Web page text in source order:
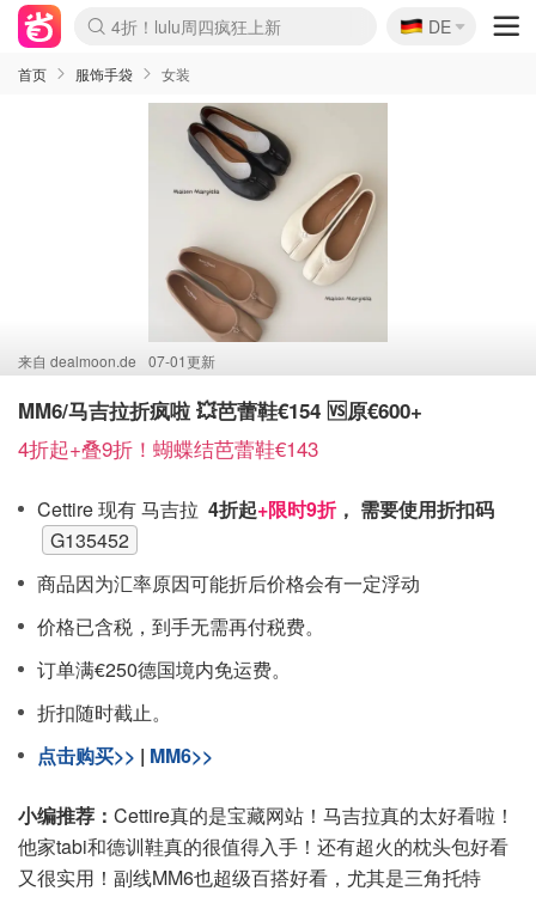
Boticinal 夏促开抢！
4折！lulu周四疯狂上新
还没结束！&OtherStories大促
Joybuy变相75折 随时失效
速领！Stanley独家85折
疑似霸哥！Camper额外叠85折
Zalando 奥莱闪促！每日更新
Moncler反季囤！5折起+叠9折
Coach Brooklyn仅€192
🇩🇪
DE
首页 服饰手袋 女装
来自 dealmoon.de 07-01更新
MM6/马吉拉折疯啦 💥芭蕾鞋€154 🆚原€600+
4折起+叠9折！蝴蝶结芭蕾鞋€143
Cettire 现有 马吉拉 4折起+限时9折， 需要使用折扣码
G135452
商品因为汇率原因可能折后价格会有一定浮动
价格已含税，到手无需再付税费。
订单满€250德国境内免运费。
折扣随时截止。
点击购买>> | MM6>>
小编推荐： Cettire真的是宝藏网站！马吉拉真的太好看啦！
他家tabi和德训鞋真的很值得入手！还有超火的枕头包好看
又很实用！副线MM6也超级百搭好看，尤其是三角托特